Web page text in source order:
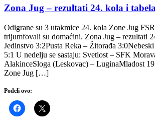
Zona Jug – rezultati 24. kola i tabela
Odigrane su 3 utakmice 24. kola Zone Jug
trijumfovali su domaćini. Zona Jug – rezultati
Jedinstvo 3:2Pusta Reka – Žitorađa
5:1 U nedelju se sastaju: Svetlost – SFK
AlakinceSloga (Leskovac) – LuginaMladost
Zone Jug […]
Podeli ovo: